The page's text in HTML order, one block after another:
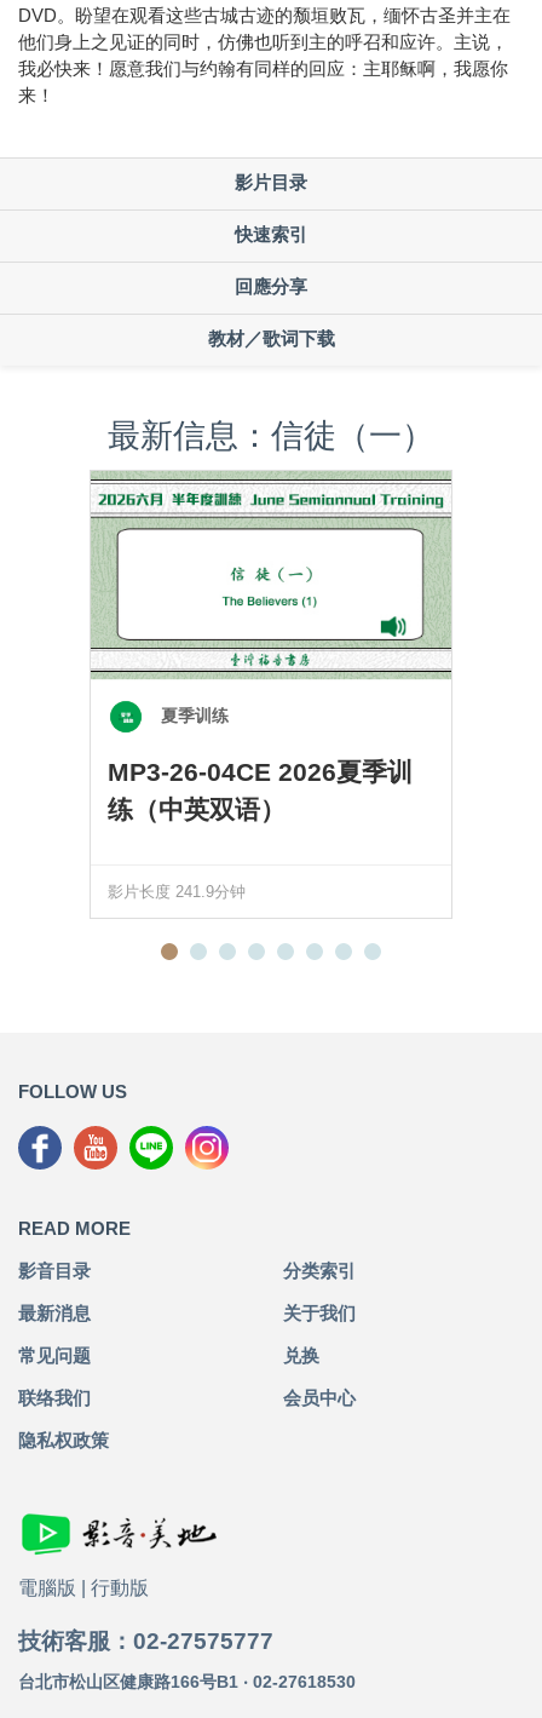
DVD。盼望在观看这些古城古迹的颓垣败瓦，缅怀古圣并主在
他们身上之见证的同时，仿佛也听到主的呼召和应许。主说，
我必快来！愿意我们与约翰有同样的回应：主耶稣啊，我愿你
来！
影片目录
快速索引
回應分享
教材／歌词下载
最新信息：信徒（一）
夏季训练
MP3-26-04CE 2026夏季训
练（中英双语）
影片长度 241.9分钟
FOLLOW US
READ MORE
影音目录 分类索引
最新消息 关于我们
常见问题 兑换
联络我们 会员中心
隐私权政策
電腦版 行動版
技術客服：02-27575777
台北市松山区健康路166号B1 ‧ 02-27618530